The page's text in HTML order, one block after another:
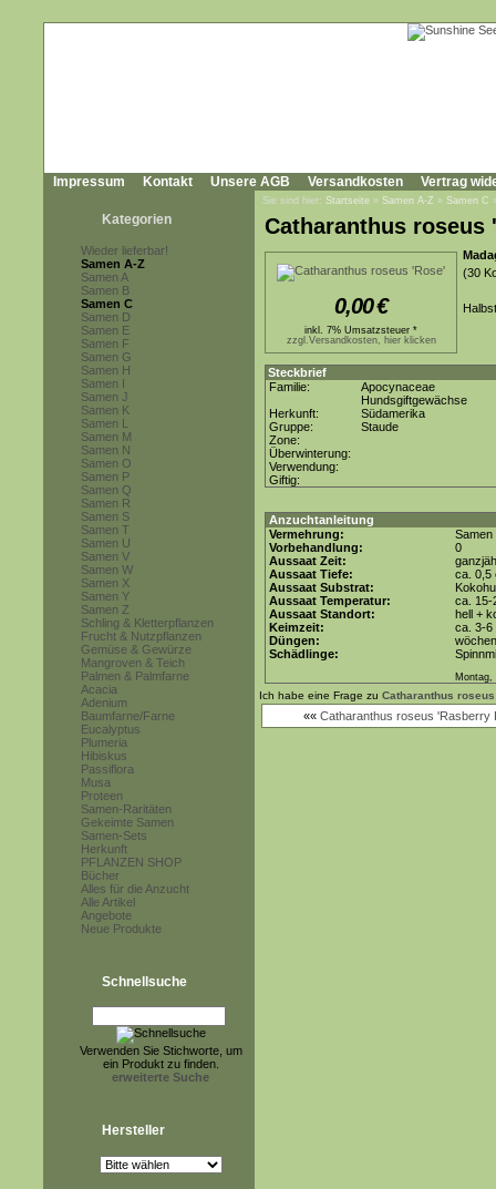
Impressum Kontakt Unsere AGB Versandkosten Vertrag
Kategorien
Wieder lieferbar!
Samen A-Z
Samen A
Samen B
Samen C
Samen D
Samen E
Samen F
Samen G
Samen H
Samen I
Samen J
Samen K
Samen L
Samen M
Samen N
Samen O
Samen P
Samen Q
Samen R
Samen S
Samen T
Samen U
Samen V
Samen W
Samen X
Samen Y
Samen Z
Schling & Kletterpflanzen
Frucht & Nutzpflanzen
Gemüse & Gewürze
Mangroven & Teich
Palmen & Palmfarne
Acacia
Adenium
Baumfarne/Farne
Eucalyptus
Plumeria
Hibiskus
Passiflora
Musa
Proteen
Samen-Raritäten
Gekeimte Samen
Samen-Sets
Herkunft
PFLANZEN SHOP
Bücher
Alles für die Anzucht
Alle Artikel
Angebote
Neue Produkte
Schnellsuche
Verwenden Sie Stichworte, um
ein Produkt zu finden.
erweiterte Suche
Hersteller
Sie sind hier: Startseite » Samen A-Z » Samen C
Catharanthus roseus
0,00€
inkl. 7% Umsatzsteuer *
zzgl.Versandkosten, hier klicken
(30
Steckbrief
Familie:
Apocynaceae
Hundsgiftgewächse
Herkunft:
Südamerika
Gruppe:
Staude
Zone:
Überwinterung:
Verwendung:
Giftig:
Anzuchtanleitung
Vermehrung:
Samen
Vorbehandlung:
0
Aussaat Zeit:
Aussaat Tiefe:
ca. 0,5
Aussaat Substrat:
Aussaat Temperatur:
ca. 15-
Aussaat Standort:
hell +
Keimzeit:
ca. 3-6
Düngen:
Schädlinge:
Montag,
Ich habe eine Frage zu Catharanthus
«« Catharanthus roseus 'Rasberry